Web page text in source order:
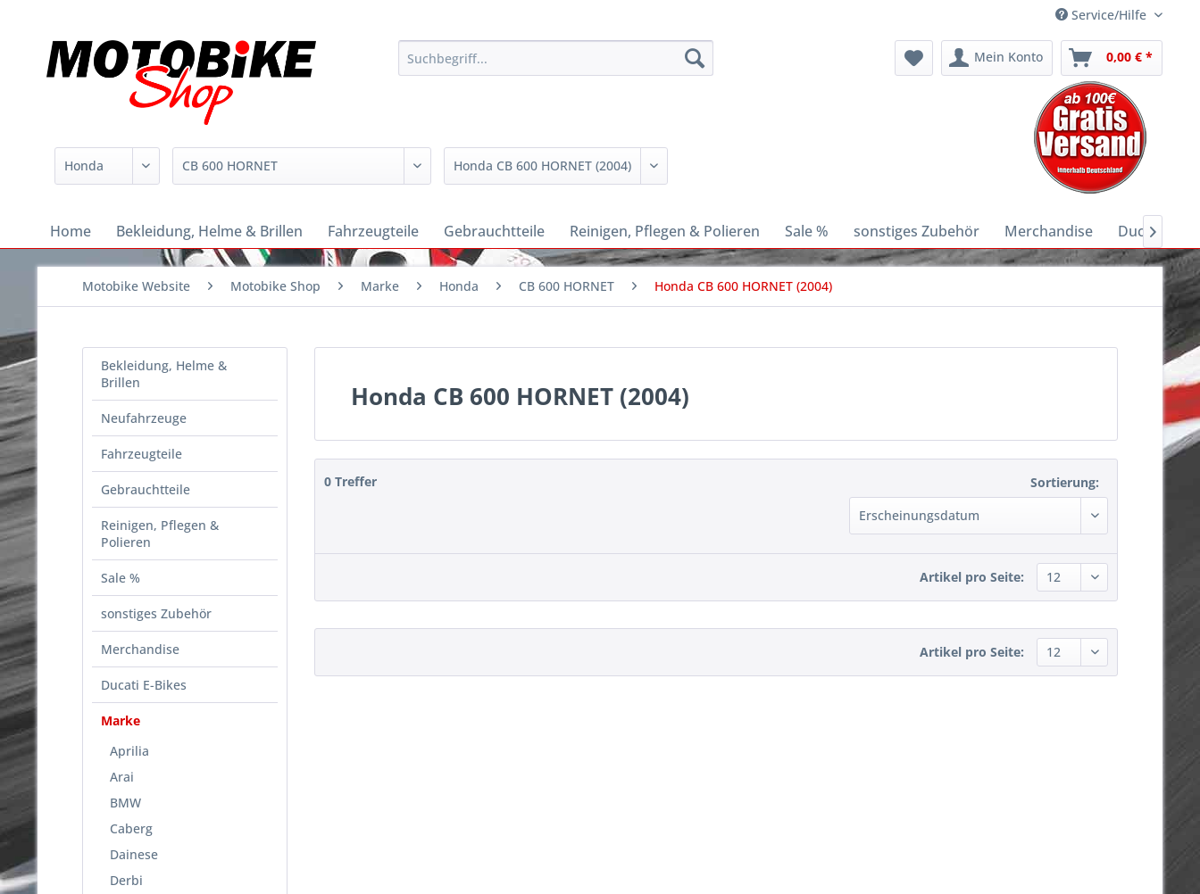
Service/Hilfe
Mein Konto 0,00 € *
Home Bekleidung, Helme & Brillen Fahrzeugteile Gebrauchtteile Reinigen, Pflegen & Polieren Sale % sonstiges Zubehör Merchandise Ducati E-

Motobike Website Motobike Shop Marke Honda CB 600 HORNET Honda CB 600 HORNET (2004)
Bekleidung, Helme &
Brillen
Neufahrzeuge
Fahrzeugteile
Gebrauchtteile
Reinigen, Pflegen &
Polieren
Sale %
sonstiges Zubehör
Merchandise
Ducati E-Bikes
Marke
Aprilia
Arai
BMW
Caberg
Dainese
Derbi
Honda CB 600 HORNET (2004)
0 Treffer Sortierung:
Artikel pro Seite:
Artikel pro Seite: